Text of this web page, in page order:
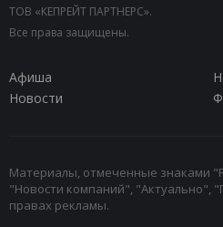
ТОВ «КЕПРЕЙТ ПАРТНЕРС».
Все права защищены.
Афиша
Новости
Материалы, отмеченные знаками
"Новости компаний", "Актуально",
правах рекламы.